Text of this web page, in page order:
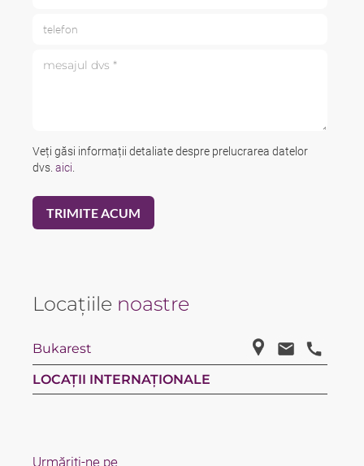
Veți găsi informații detaliate despre prelucrarea datelor
dvs. aici
Locațiile noastre
Bukarest
LOCAȚII INTERNAȚIONALE
Urmăriți-ne pe